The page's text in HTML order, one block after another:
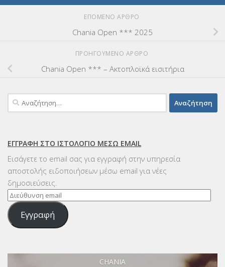
ΕΠΌΜΕΝΟ ΆΡΘΡΟ
Chania Open *** 2025
ΠΡΟΗΓΟΎΜΕΝΟ ΆΡΘΡΟ
Chania Open *** – Ακτοπλοϊκά εισιτήρια
Αναζήτηση
για:
ΕΓΓΡΑΦΉ ΣΤΟ ΙΣΤΟΛΌΓΙΟ ΜΈΣΩ EMAIL
Εισάγετε το email σας για εγγραφή στην υπηρεσία
αποστολής ειδοποιήσεων μέσω email για νέες
δημοσιεύσεις.
Διεύθυνση
email
Εγγραφή
CHANIA